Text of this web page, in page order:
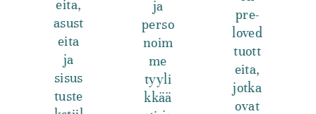
eita,
asust
eita
ja
sisus
tuste
ja
perso
noim
me
tyyli
kkää
pre-
loved
tuott
eita,
jotka
ovat